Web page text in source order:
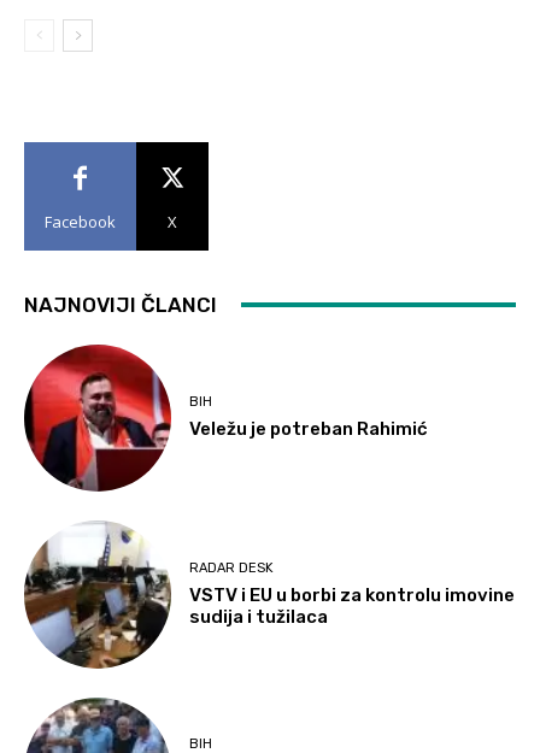
Facebook X
NAJNOVIJI ČLANCI
BIH
Veležu je potreban Rahimić
RADAR DESK
VSTV i EU u borbi za kontrolu imovine
sudija i tužilaca
BIH